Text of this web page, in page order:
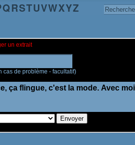
QRSTUVWXYZ
un extrait
cas de problème - facultatif)